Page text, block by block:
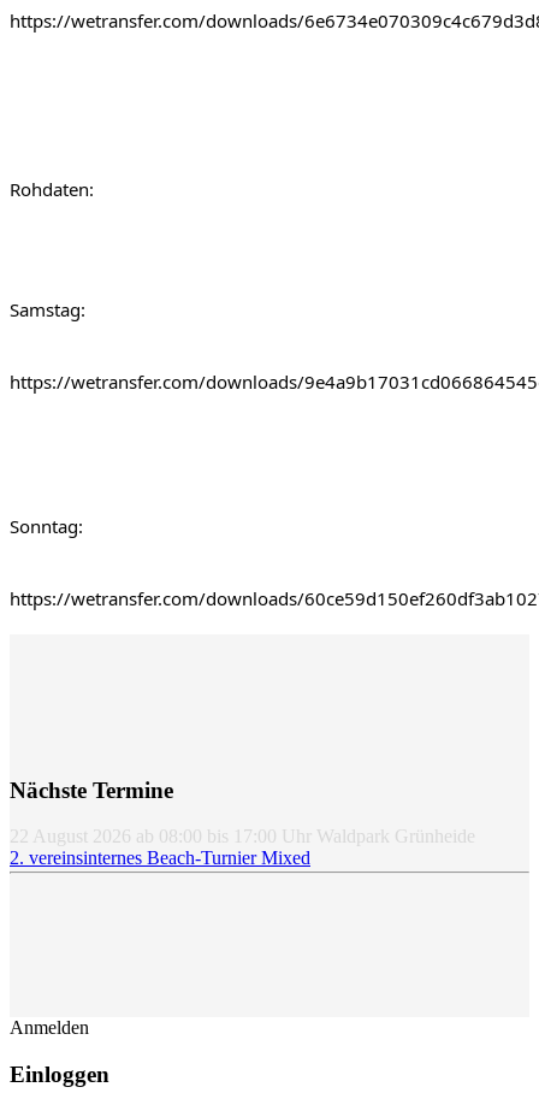
https://wetransfer.com/downloads/
Rohdaten:
Samstag:
https://wetransfer.com/downloads/
Sonntag:
https://wetransfer.com/downloads/
Nächste Termine
22 August 2026 ab 08:00 bis 17:00 Uhr Waldpark Grünheide
2. vereinsinternes Beach-Turnier Mixed
Anmelden
Einloggen